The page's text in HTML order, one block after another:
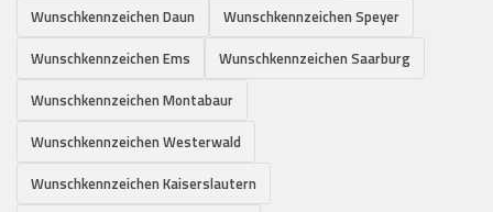
Wunschkennzeichen Daun
Wunschkennzeichen Speyer
Wunschkennzeichen Ems
Wunschkennzeichen Saarburg
Wunschkennzeichen Montabaur
Wunschkennzeichen Westerwald
Wunschkennzeichen Kaiserslautern